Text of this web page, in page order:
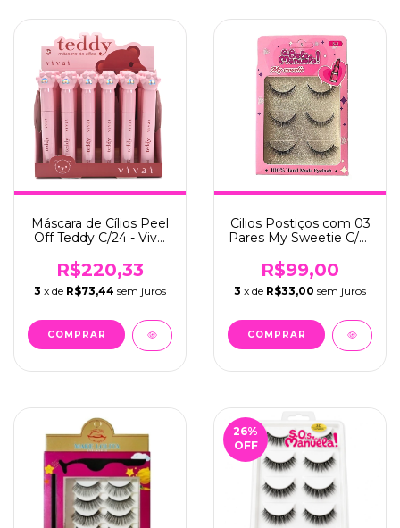
Máscara de Cílios Peel
Off Teddy C/24 - Vivai
R$220,33
3 x de R$73,44 sem juros
Cilios Postiços com 03
Pares My Sweetie C/12
(QBM671-5)
R$99,00
3 x de R$33,00 sem juros
26%
OFF